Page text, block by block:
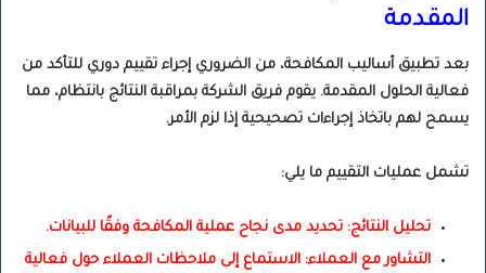
المقدمة
بعد تطبيق أساليب المكافحة، من الضروري إجراء تقييم دوري للتأكد من
فعالية الحلول المقدمة. يقوم فريق الشركة بمراقبة النتائج بانتظام، مما
يسمح لهم باتخاذ إجراءات تصحيحية إذا لزم الأمر.
تشمل عمليات التقييم ما يلي:
تحليل النتائج: تحديد مدى نجاح عملية المكافحة وفقًا للبيانات.
التشاور مع العملاء: الاستماع إلى ملاحظات العملاء حول فعالية